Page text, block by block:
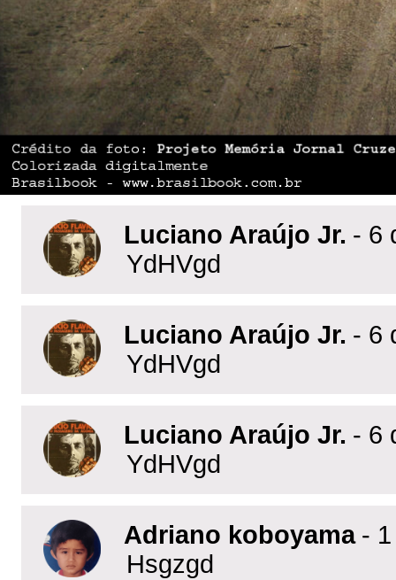
Luciano Araújo Jr. - 6
YdHVgd
Luciano Araújo Jr. - 6
YdHVgd
Luciano Araújo Jr. - 6
YdHVgd
Adriano koboyama- 1
Hsgzgd